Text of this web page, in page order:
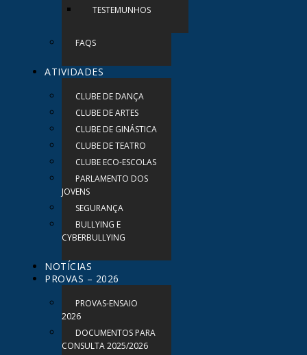
TESTEMUNHOS
FAQS
ATIVIDADES
CLUBE DE DANÇA
CLUBE DE ARTES
CLUBE DE GINÁSTICA
CLUBE DE TEATRO
CLUBE ECO-ESCOLAS
PARLAMENTO DOS
JOVENS
SEGURANÇA
BULLYING E
CYBERBULLYING
NOTÍCIAS
PROVAS – 2026
PROVAS-ENSAIO
2026
DOCUMENTOS PARA
CONSULTA 2025/2026